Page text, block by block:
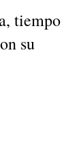
tiempo
su